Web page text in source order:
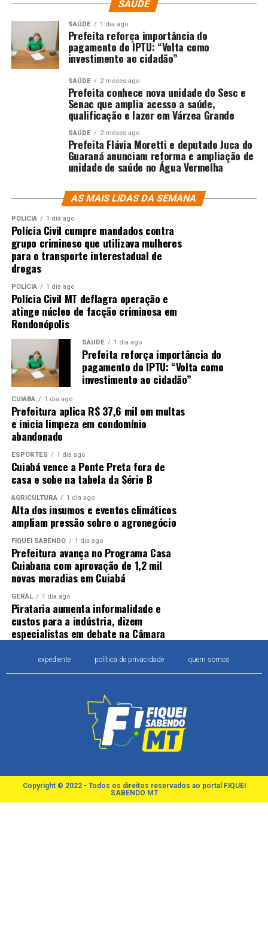
SAÚDE
SAÚDE 1 dia ago
Prefeita reforça importância do
pagamento do IPTU: “Volta como
investimento ao cidadão”
SAÚDE 2 meses ago
Prefeita conhece nova unidade do Sesc e
Senac que amplia acesso a saúde,
qualificação e lazer em Várzea Grande
SAÚDE 2 meses ago
Prefeita Flávia Moretti e deputado Juca do
Guaraná anunciam reforma e ampliação de
unidade de saúde no Água Vermelha
AS MAIS LIDAS DA SEMANA
POLÍCIA 1 dia ago
Polícia Civil cumpre mandados contra
grupo criminoso que utilizava mulheres
para o transporte interestadual de
drogas
POLÍCIA 1 dia ago
Polícia Civil MT deflagra operação e
atinge núcleo de facção criminosa em
Rondonópolis
SAÚDE 1 dia ago
Prefeita reforça importância do
pagamento do IPTU: “Volta como
investimento ao cidadão”
CUIABÁ 1 dia ago
Prefeitura aplica R$ 37,6 mil em multas
e inicia limpeza em condomínio
abandonado
ESPORTES 1 dia ago
Cuiabá vence a Ponte Preta fora de
casa e sobe na tabela da Série B
AGRICULTURA 1 dia ago
Alta dos insumos e eventos climáticos
ampliam pressão sobre o agronegócio
FIQUEI SABENDO 1 dia ago
Prefeitura avança no Programa Casa
Cuiabana com aprovação de 1,2 mil
novas moradias em Cuiabá
GERAL 1 dia ago
Pirataria aumenta informalidade e
custos para a indústria, dizem
especialistas em debate na Câmara
expediente política de privacidade quem somos
Copyright © 2022 - Todos os direitos reservados ao portal FIQUEI
SABENDO MT